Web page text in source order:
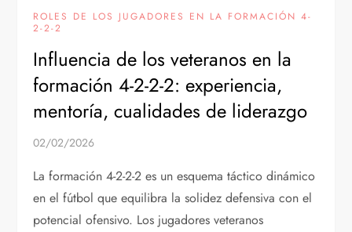
ROLES DE LOS JUGADORES EN LA FORMACIÓN 4-
2-2-2
Influencia de los veteranos en la
formación 4-2-2-2: experiencia,
mentoría, cualidades de liderazgo
02/02/2026
La formación 4-2-2-2 es un esquema táctico dinámico
en el fútbol que equilibra la solidez defensiva con el
potencial ofensivo. Los jugadores veteranos